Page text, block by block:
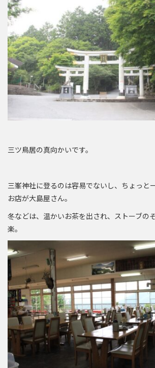
三ツ鳥居の真向かいです。
三峯神社に登るのは容易でないし、ちょっと
お店が大島屋さん。
冬などは、温かいお茶を出され、ストーブの
楽。